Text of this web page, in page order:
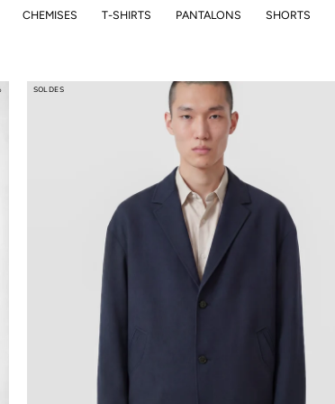
CHEMISES T-SHIRTS PANTALONS SHORTS
SOLDES